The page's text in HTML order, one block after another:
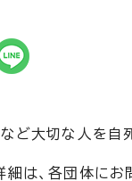
など大切な人を
細は、各団体に